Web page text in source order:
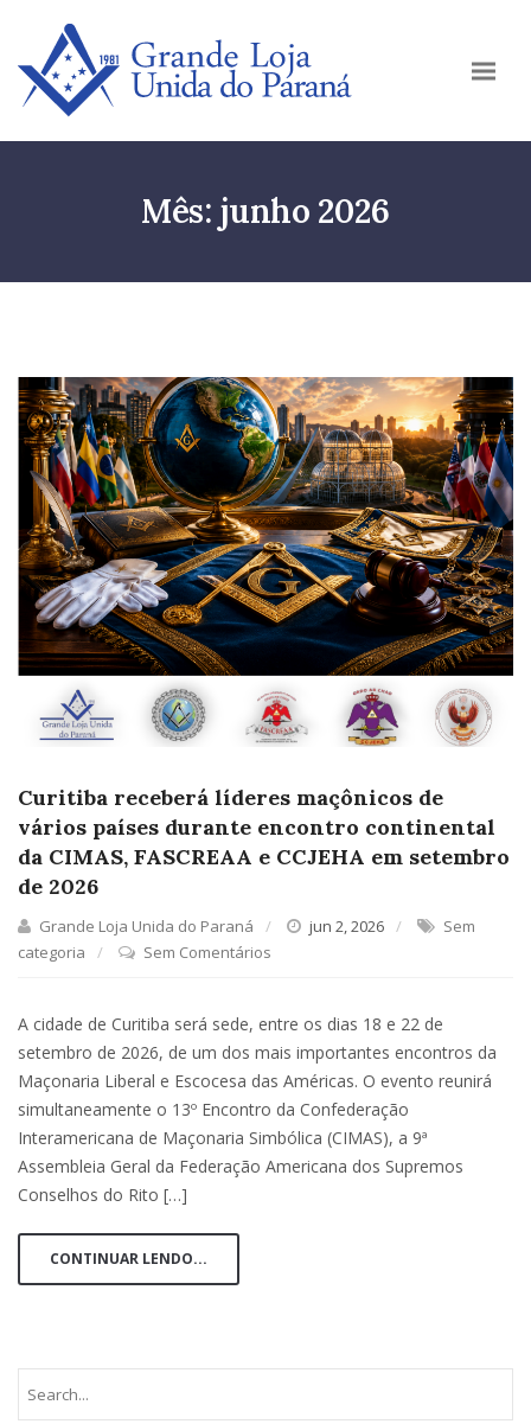
Mês: junho 2026
Curitiba receberá líderes maçônicos de
vários países durante encontro continental
da CIMAS, FASCREAA e CCJEHA em setembro
de 2026
Grande Loja Unida do Paraná jun 2, 2026
Sem
categoria
Sem Comentários
A cidade de Curitiba será sede, entre os dias 18 e 22 de
setembro de 2026, de um dos mais importantes encontros da
Maçonaria Liberal e Escocesa das Américas. O evento reunirá
simultaneamente o 13º Encontro da Confederação
Interamericana de Maçonaria Simbólica (CIMAS), a 9ª
Assembleia Geral da Federação Americana dos Supremos
Conselhos do Rito […]
CONTINUAR LENDO...